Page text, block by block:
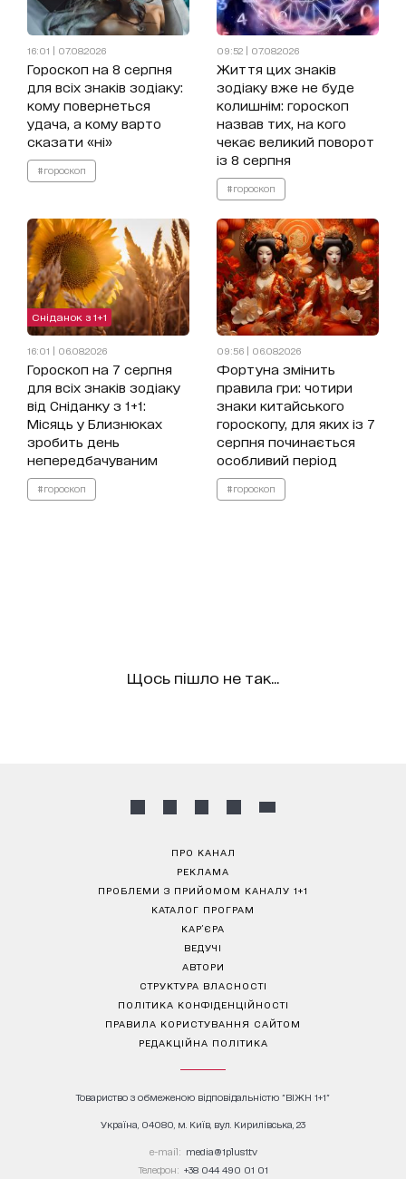
16:01 | 07.08.2026
Гороскоп на 8 серпня
для всіх знаків зодіаку:
кому повернеться
удача, а кому варто
сказати «ні»
#гороскоп
09:52 | 07.08.2026
Життя цих знаків
зодіаку вже не буде
колишнім: гороскоп
назвав тих, на кого
чекає великий поворот
із 8 серпня
#гороскоп
Сніданок з 1+1
16:01 | 06.08.2026
Гороскоп на 7 серпня
для всіх знаків зодіаку
від Сніданку з 1+1:
Місяць у Близнюках
зробить день
непередбачуваним
#гороскоп
09:56 | 06.08.2026
Фортуна змінить
правила гри: чотири
знаки китайського
гороскопу, для яких із 7
серпня починається
особливий період
#гороскоп
Щось пішло не так...
ПРО КАНАЛ
РЕКЛАМА
ПРОБЛЕМИ З ПРИЙОМОМ КАНАЛУ 1+1
КАТАЛОГ ПРОГРАМ
КАР’ЄРА
ВЕДУЧІ
АВТОРИ
СТРУКТУРА ВЛАСНОСТІ
ПОЛІТИКА КОНФІДЕНЦІЙНОСТІ
ПРАВИЛА КОРИСТУВАННЯ САЙТОМ
РЕДАКЦІЙНА ПОЛІТИКА
Товариство з обмеженою відповідальністю "ВІЖН 1+1"
Україна, 04080, м. Київ, вул. Кирилівська, 23
е-mail: media@1plus1.tv
Телефон: +38 044 490 01 01